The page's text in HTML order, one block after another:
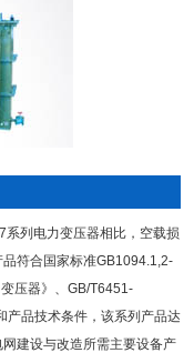
列电力变压器相比，空载损
符合国家标准GB1094.1,2-
压器》、GB/T6451-
产品技术条件，该系列产品达
建设与改造所需主要设备产